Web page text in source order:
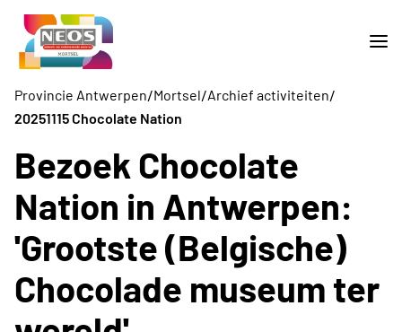
Provincie Antwerpen/Mortsel/Archief activiteiten/
20251115 Chocolate Nation
Bezoek Chocolate
Nation in Antwerpen:
'Grootste (Belgische)
Chocolade museum ter